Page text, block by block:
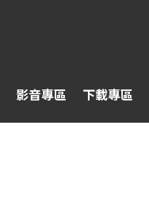
影音專區 下載專區